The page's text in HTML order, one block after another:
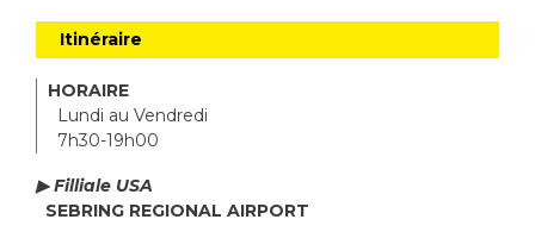
Itinéraire
HORAIRE
Lundi au Vendredi
7h30-19h00
▶ Filliale USA
SEBRING REGIONAL AIRPORT